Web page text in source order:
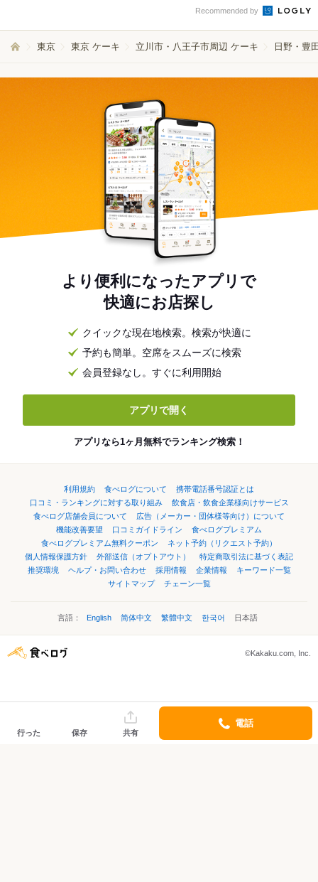
Recommended by
東京 東京 ケーキ 立川市・八王子市周辺 ケーキ 日野・豊
より便利になったアプリで
快適にお店探し
クイックな現在地検索。検索が快適に
予約も簡単。空席をスムーズに検索
会員登録なし。すぐに利用開始
アプリで開く
アプリなら1ヶ月無料でランキング検索！
利用規約 食べログについて
携帯電話番号認証とは
口コミ・ランキングに対する取り組み
飲食店・飲食企業様向けサービス
食べログ店舗会員について
広告（メーカー・団体様等向け）について
機能改善要望
口コミガイドライン
食べログプレミアム
食べログプレミアム無料クーポン
ネット予約（リクエスト予約）
個人情報保護方針
外部送信（オプトアウト）
特定商取引法に基づく表記
推奨環境
ヘルプ・お問い合わせ 採用情報 企業情報
キーワード一覧
サイトマップ
チェーン一覧
言語： English 简体中文 繁體中文 한국어 日本語
©Kakaku.com, Inc.
行った 保存 共有
電話